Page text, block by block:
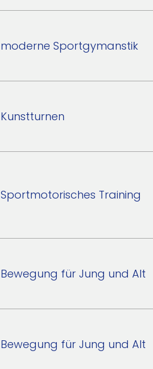
moderne Sportgymanstik
Kunstturnen
Sportmotorisches Training
Bewegung für Jung und Alt
Bewegung für Jung und Alt